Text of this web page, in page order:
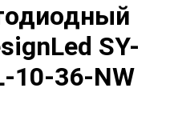
SY-
10-36-NW